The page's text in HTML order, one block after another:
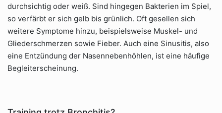
durchsichtig oder weiß. Sind hingegen Bakterien im Spiel,
so verfärbt er sich gelb bis grünlich. Oft gesellen sich
weitere Symptome hinzu, beispielsweise Muskel- und
Gliederschmerzen sowie Fieber. Auch eine Sinusitis, also
eine Entzündung der Nasennebenhöhlen, ist eine häufige
Begleiterscheinung.